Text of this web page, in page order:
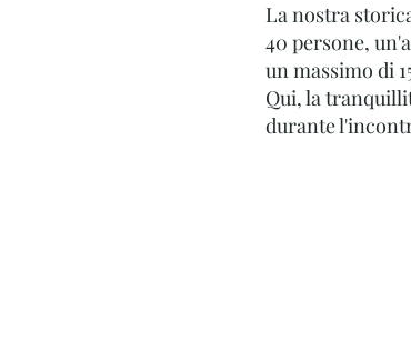
La nostra
40 persone,
un massimo di
Qui, la
durante